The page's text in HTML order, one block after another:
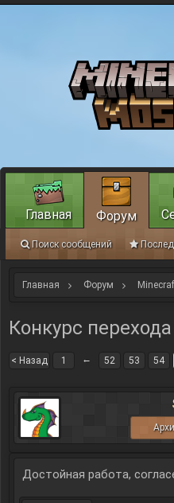
Главная Форум
Конкурс
< Назад 1 ← 52 53 54
Достойная работа,
Главная Форум
Поиск сообщений